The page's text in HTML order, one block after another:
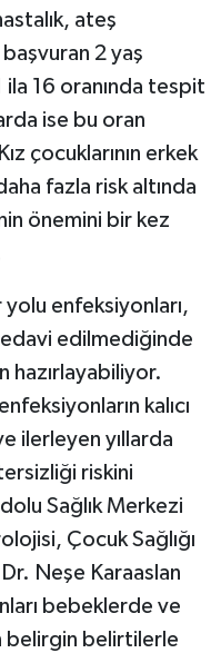
ateş
2 yaş
ila 16 oranında tespit
ise bu oran
çocuklarının erkek
fazla risk altında
önemini bir kez
enfeksiyonları,
edilmediğinde
hazırlayabiliyor.
kalıcı
ilerleyen yıllarda
riskini
Sağlık Merkezi
Çocuk Sağlığı
Neşe Karaaslan
bebeklerde ve
belirgin belirtilerle